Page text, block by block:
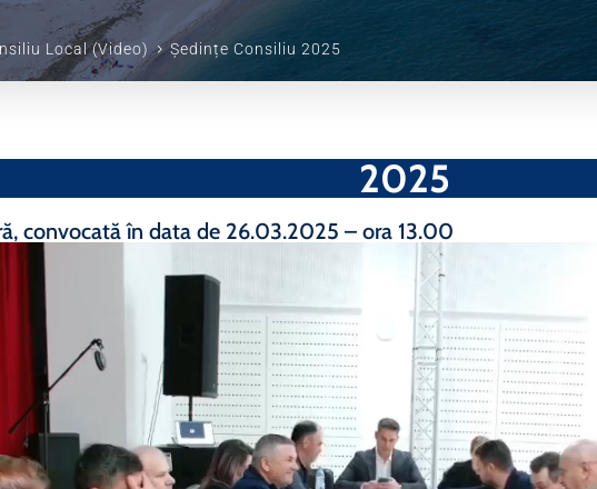
Local (Video) Ședințe Consiliu 2025
2025
convocată în data de 26.03.2025 – ora 13.00